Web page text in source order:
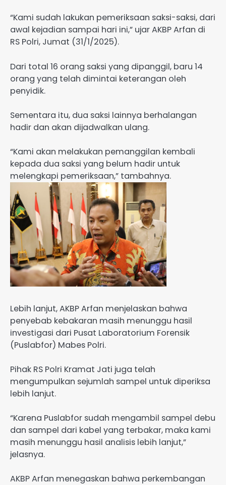
“Kami sudah lakukan pemeriksaan saksi-saksi, dari
awal kejadian sampai hari ini,” ujar AKBP Arfan di
RS Polri, Jumat (31/1/2025).
Dari total 16 orang saksi yang dipanggil, baru 14
orang yang telah dimintai keterangan oleh
penyidik.
Sementara itu, dua saksi lainnya berhalangan
hadir dan akan dijadwalkan ulang.
“Kami akan melakukan pemanggilan kembali
kepada dua saksi yang belum hadir untuk
melengkapi pemeriksaan,” tambahnya.
Lebih lanjut, AKBP Arfan menjelaskan bahwa
penyebab kebakaran masih menunggu hasil
investigasi dari Pusat Laboratorium Forensik
(Puslabfor) Mabes Polri.
Pihak RS Polri Kramat Jati juga telah
mengumpulkan sejumlah sampel untuk diperiksa
lebih lanjut.
“Karena Puslabfor sudah mengambil sampel debu
dan sampel dari kabel yang terbakar, maka kami
masih menunggu hasil analisis lebih lanjut,”
jelasnya.
AKBP Arfan menegaskan bahwa perkembangan